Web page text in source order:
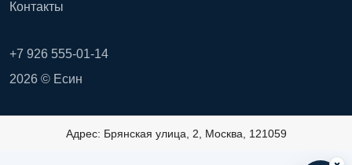
Контакты
+7 926 555-01-14
2026 © Есин
Адрес: Брянская улица, 2, Москва, 121059